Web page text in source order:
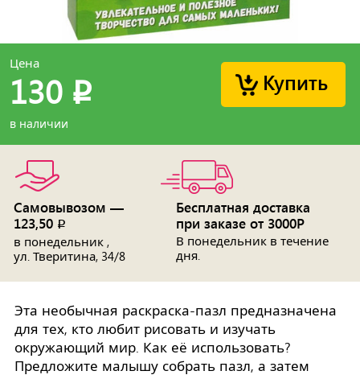
Купить
Цена
130 p
в наличии
Самовывозом —
123,50 p
в понедельник ,
ул. Тверитина, 34/8
Бесплатная доставка
при заказе от 3000Р
В понедельник в течение
дня.
Эта необычная раскраска-пазл предназначена
для тех, кто любит рисовать и изучать
окружающий мир. Как её использовать?
Предложите малышу собрать пазл, а затем